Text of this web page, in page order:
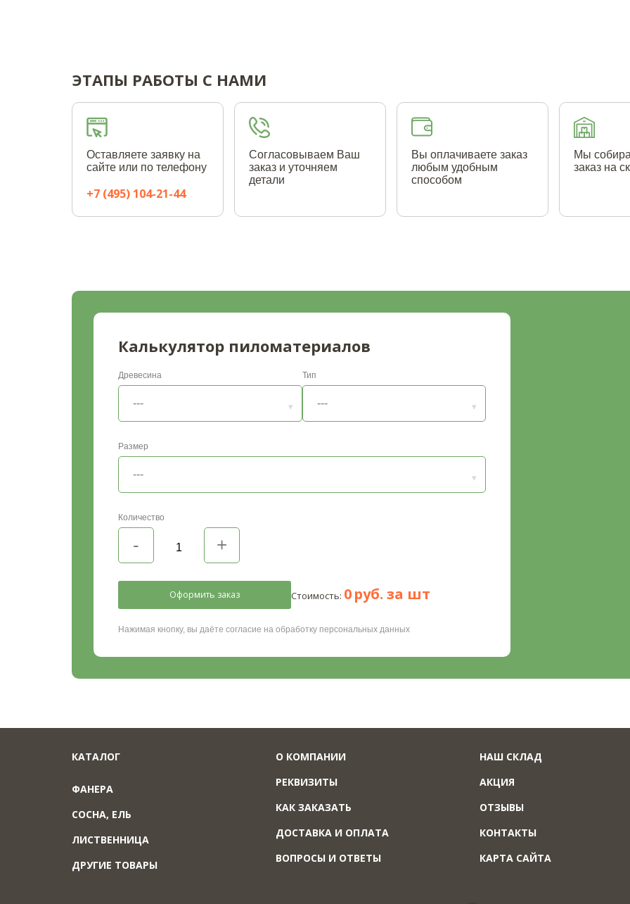
ЭТАПЫ РАБОТЫ С НАМИ
Оставляете заявку на
сайте или по телефону
+7 (495) 104-21-44
Согласовываем Ваш
заказ и уточняем
детали
Вы оплачиваете заказ
любым удобным
способом
Мы
заказ на
Калькулятор пиломатериалов
Древесина Тип
Размер
Количество
Оформить заказ Стоимость: 0руб. за шт
Нажимая кнопку, вы даёте согласие на обработку персональных данных
КАТАЛОГ
ФАНЕРА
СОСНА, ЕЛЬ
ЛИСТВЕННИЦА
ДРУГИЕ ТОВАРЫ
О КОМПАНИИ
РЕКВИЗИТЫ
КАК ЗАКАЗАТЬ
ДОСТАВКА И ОПЛАТА
ВОПРОСЫ И ОТВЕТЫ
НАШ СКЛАД
АКЦИЯ
ОТЗЫВЫ
КОНТАКТЫ
КАРТА САЙТА